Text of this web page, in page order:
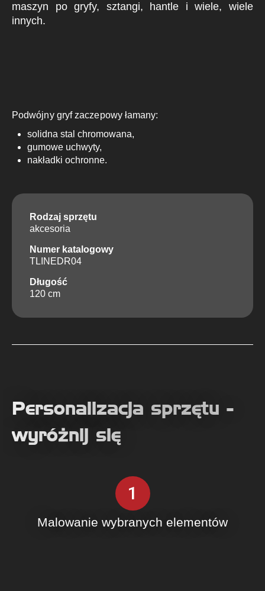
maszyn po gryfy, sztangi, hantle i wiele, wiele
innych.
Podwójny gryf zaczepowy łamany:
solidna stal chromowana,
gumowe uchwyty,
nakładki ochronne.
Rodzaj sprzętu
akcesoria
Numer katalogowy
TLINEDR04
Długość
120 cm
Personalizacja sprzętu -
wyróżnij się
1
Malowanie wybranych elementów